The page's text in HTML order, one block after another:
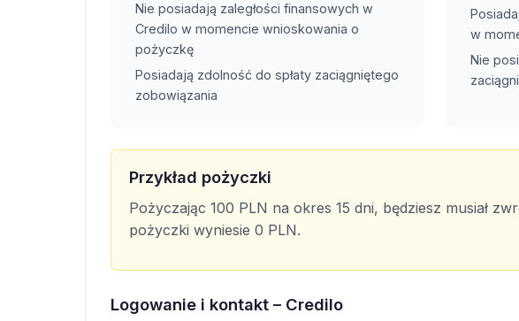
Nie posiadają zaległości finansowych w
Credilo w momencie wnioskowania o
pożyczkę
Posiadają zdolność do spłaty zaciągniętego
zobowiązania
w
Nie
Przykład pożyczki
Pożyczając 100 PLN na okres 15 dni, będziesz musiał
pożyczki wyniesie 0 PLN.
Logowanie i kontakt – Credilo